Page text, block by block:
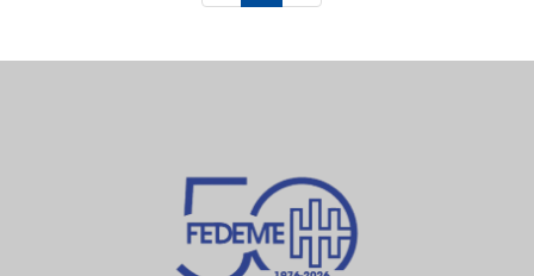
c
t
)